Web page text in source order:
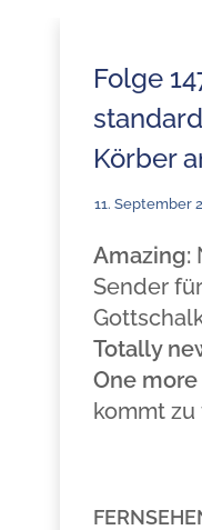
Folge
Körber
11. September
Amazing:
Sender
Totally
One
kommt zu